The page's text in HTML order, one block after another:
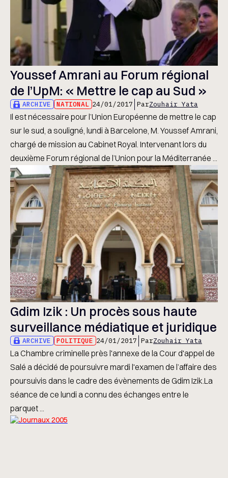
Youssef Amrani au Forum régional
de l’UpM: « Mettre le cap au Sud »
ARCHIVE NATIONAL 24/01/2017 ParZouhair Yata
Il est nécessaire pour l’Union Européenne de mettre le cap
sur le sud, a souligné, lundi à Barcelone, M. Youssef Amrani,
chargé de mission au Cabinet Royal. Intervenant lors du
deuxième Forum régional de l’Union pour la Méditerranée ...
Gdim Izik : Un procès sous haute
surveillance médiatique et juridique
ARCHIVE POLITIQUE 24/01/2017 ParZouhair Yata
La Chambre criminelle près l'annexe de la Cour d'appel de
Salé a décidé de poursuivre mardi l'examen de l’affaire des
poursuivis dans le cadre des évènements de Gdim Izik.La
séance de ce lundi a connu des échanges entre le
parquet ...